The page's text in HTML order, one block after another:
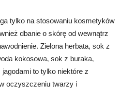
tylko na stosowaniu kosmetyków
dbanie o skórę od wewnątrz
Zielona herbata, sok z
kokosowa, sok z buraka,
to tylko niektóre z
oczyszczeniu twarzy i